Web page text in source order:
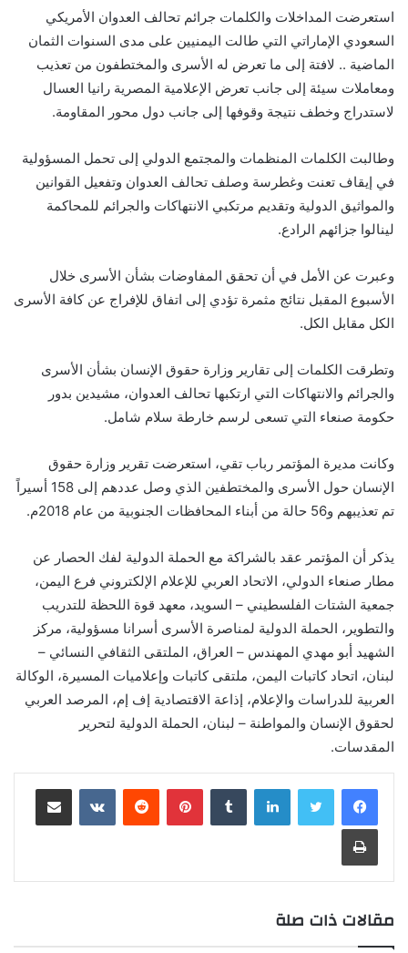
استعرضت المداخلات والكلمات جرائم تحالف العدوان الأمريكي
السعودي الإماراتي التي طالت اليمنيين على مدى السنوات الثمان
الماضية .. لافتة إلى ما تعرض له الأسرى والمختطفون من تعذيب
ومعاملات سيئة إلى جانب تعرض الإعلامية المصرية رانيا العسال
لاستدراج وخطف نتيجة وقوفها إلى جانب دول محور المقاومة.
وطالبت الكلمات المنظمات والمجتمع الدولي إلى تحمل المسؤولية
في إيقاف تعنت وغطرسة وصلف تحالف العدوان وتفعيل القوانين
والمواثيق الدولية وتقديم مرتكبي الانتهاكات والجرائم للمحاكمة
لينالوا جزائهم الرادع.
وعبرت عن الأمل في أن تحقق المفاوضات بشأن الأسرى خلال
الأسبوع المقبل نتائج مثمرة تؤدي إلى اتفاق للإفراج عن كافة الأسرى
الكل مقابل الكل.
وتطرقت الكلمات إلى تقارير وزارة حقوق الإنسان بشأن الأسرى
والجرائم والانتهاكات التي ارتكبها تحالف العدوان، مشيدين بدور
حكومة صنعاء التي تسعى لرسم خارطة سلام شامل.
وكانت مديرة المؤتمر رباب تقي، استعرضت تقرير وزارة حقوق
الإنسان حول الأسرى والمختطفين الذي وصل عددهم إلى 158 أسيراً
تم تعذيبهم و56 حالة من أبناء المحافظات الجنوبية من عام 2018م.
يذكر أن المؤتمر عقد بالشراكة مع الحملة الدولية لفك الحصار عن
مطار صنعاء الدولي، الاتحاد العربي للإعلام الإلكتروني فرع اليمن،
جمعية الشتات الفلسطيني – السويد، معهد قوة اللحظة للتدريب
والتطوير، الحملة الدولية لمناصرة الأسرى أسرانا مسؤولية، مركز
الشهيد أبو مهدي المهندس – العراق، الملتقى الثقافي النسائي –
لبنان، اتحاد كاتبات اليمن، ملتقى كاتبات وإعلاميات المسيرة، الوكالة
العربية للدراسات والإعلام، إذاعة الاقتصادية إف إم، المرصد العربي
لحقوق الإنسان والمواطنة – لبنان، الحملة الدولية لتحرير
المقدسات.
لينكدإن بينتيريست
مقالات ذات صلة